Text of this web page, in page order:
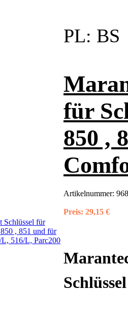
PL: BS
für
850 ,
Artikelnummer:
Preis: 29,15 €
Schlüssel